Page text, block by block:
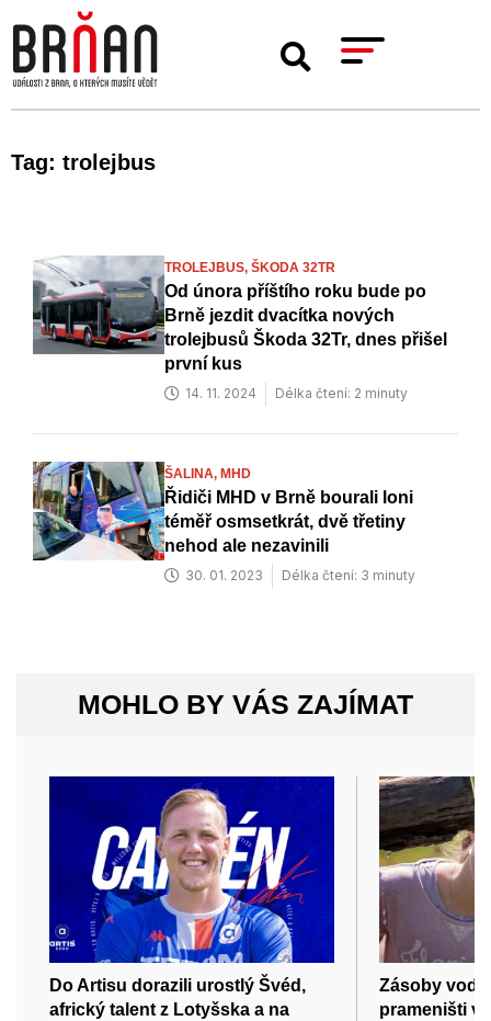
Tag: trolejbus
TROLEJBUS, ŠKODA 32TR
Od února příštího roku bude po
Brně jezdit dvacítka nových
trolejbusů Škoda 32Tr, dnes přišel
první kus
14. 11. 2024 Délka čtení: 2 minuty
ŠALINA, MHD
Řidiči MHD v Brně bourali loni
téměř osmsetkrát, dvě třetiny
nehod ale nezavinili
30. 01. 2023 Délka čtení: 3 minuty
MOHLO BY VÁS ZAJÍMAT
Do Artisu dorazili urostlý Švéd,
africký talent z Lotyšska a na
Zásoby
prameništi v